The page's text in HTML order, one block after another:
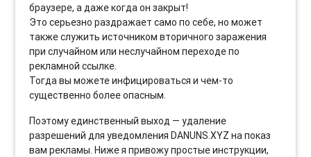
браузере, а даже когда он закрыт!
Это серьезно раздражает само по себе, но может
также служить источником вторичного заражения
при случайном или неслучайном переходе по
рекламной ссылке.
Тогда вы можете инфицироваться и чем-то
существенно более опасным.
Поэтому единственный выход — удаление
разрешений для уведомления DANUNS.XYZ на показ
вам рекламы. Ниже я привожу простые инструкции,